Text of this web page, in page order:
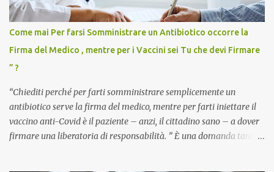
Come mai Per farsi Somministrare un Antibiotico occorre la
Firma del Medico , mentre per i Vaccini sei Tu che devi Firmare
” ?
“Chiediti perché per farti somministrare semplicemente un
antibiotico serve la firma del medico, mentre per farti iniettare il
vaccino anti-Covid è il paziente – anzi, il cittadino sano – a dover
firmare una liberatoria di responsabilità. ” È una domanda tanto